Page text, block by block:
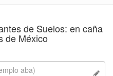
de Suelos: en caña
de México